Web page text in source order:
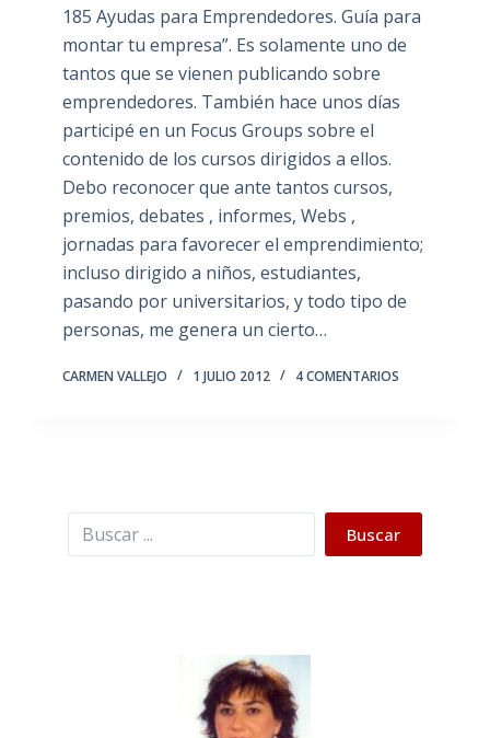
185 Ayudas para Emprendedores. Guía para
montar tu empresa”. Es solamente uno de
tantos que se vienen publicando sobre
emprendedores. También hace unos días
participé en un Focus Groups sobre el
contenido de los cursos dirigidos a ellos.
Debo reconocer que ante tantos cursos,
premios, debates , informes, Webs ,
jornadas para favorecer el emprendimiento;
incluso dirigido a niños, estudiantes,
pasando por universitarios, y todo tipo de
personas, me genera un cierto…
CARMEN VALLEJO 1 JULIO 2012 4 COMENTARIOS
Buscar Buscar